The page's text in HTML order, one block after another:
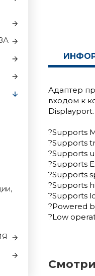
Адаптер
входом к
Displayport.
?Supports
?Supports
?Supports
?Supports
?Supports
?Supports
?Supports
?Powered
?Low